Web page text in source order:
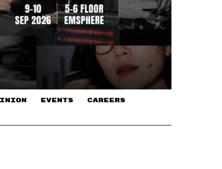
EVENTS CAREERS